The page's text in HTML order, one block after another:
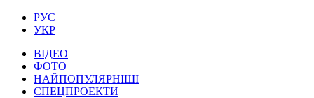
РУС
УКР
ВІДЕО
ФОТО
НАЙПОПУЛЯРНІШІ
СПЕЦПРОЕКТИ